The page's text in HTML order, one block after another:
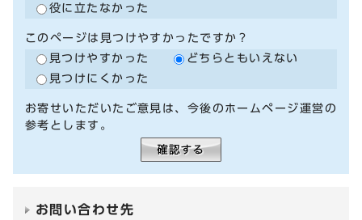
役に立たなかった
このページは見つけやすかったですか？
見つけやすかった
どちらともいえない
見つけにくかった
お寄せいただいたご意見は、今後のホームページ運営の
参考とします。
お問い合わせ先